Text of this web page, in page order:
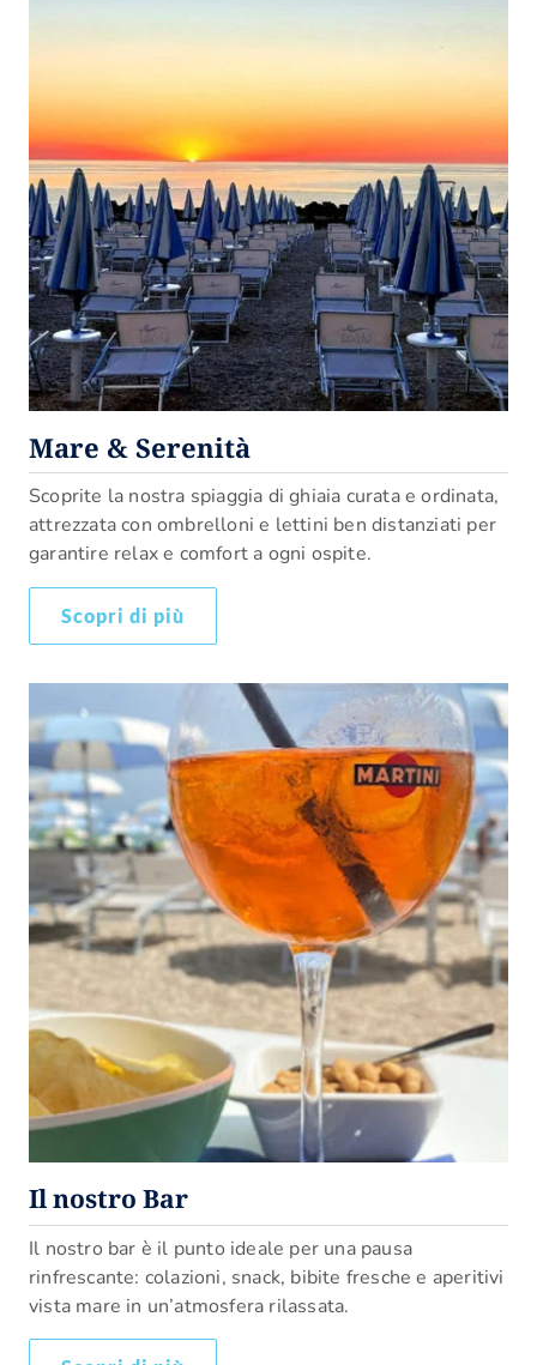
Mare & Serenità
Scoprite la nostra spiaggia di ghiaia curata e ordinata,
attrezzata con ombrelloni e lettini ben distanziati per
garantire relax e comfort a ogni ospite.
Scopri di più
Il nostro Bar
Il nostro bar è il punto ideale per una pausa
rinfrescante: colazioni, snack, bibite fresche e aperitivi
vista mare in un’atmosfera rilassata.